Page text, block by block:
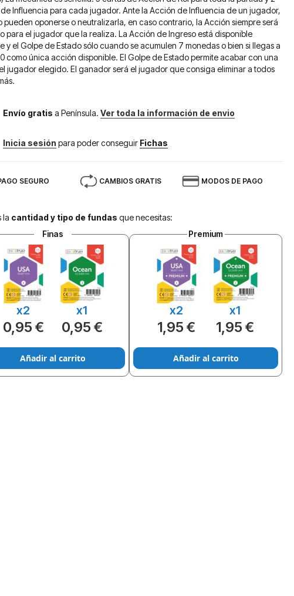
Influencia para cada jugador. Ante la Acción de Influencia de un jugador,
pueden oponerse o neutralizarla, en caso contrario, la Acción siempre será
para el jugador que la realiza. La Acción de Ingreso está disponible
y el Golpe de Estado sólo cuando se acumulen 7 monedas o bien si llegas a
como única acción disponible. El Golpe de Estado permite acabar con una
jugador elegido. El ganador será el jugador que consiga eliminar a todos
Envío gratis a Península.Ver toda la información de envio
Inicia sesión para poder conseguir Fichas
SEGURO CAMBIOS GRATIS MODOS DE PAGO
la cantidad y tipo de fundas que necesitas:
Finas
x2
0,95 €
x1
0,95 €
Añadir al carrito
Premium
x2
1,95 €
x1
1,95 €
Añadir al carrito